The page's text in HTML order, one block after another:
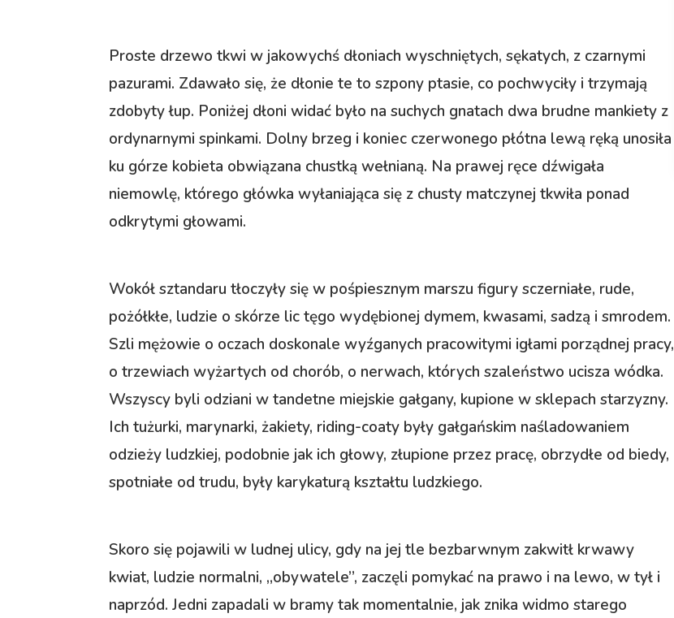
Proste drzewo tkwi w jakowychś dłoniach wyschniętych, sękatych, z czarnymi
pazurami. Zdawało się, że dłonie te to szpony ptasie, co pochwyciły i trzymają
zdobyty łup. Poniżej dłoni widać było na suchych gnatach dwa brudne mankiety z
ordynarnymi spinkami. Dolny brzeg i koniec czerwonego płótna lewą ręką unosiła
ku górze kobieta obwiązana chustką wełnianą. Na prawej ręce dźwigała
niemowlę, którego główka wyłaniająca się z chusty matczynej tkwiła ponad
odkrytymi głowami.
Wokół sztandaru tłoczyły się w pośpiesznym marszu figury sczerniałe, rude,
pożółkłe, ludzie o skórze lic tęgo wydębionej dymem, kwasami, sadzą i smrodem.
Szli mężowie o oczach doskonale wyźganych pracowitymi igłami porządnej pracy,
o trzewiach wyżartych od chorób, o nerwach, których szaleństwo ucisza wódka.
Wszyscy byli odziani w tandetne miejskie gałgany, kupione w sklepach starzyzny.
Ich tużurki, marynarki, żakiety, riding-coaty były gałgańskim naśladowaniem
odzieży ludzkiej, podobnie jak ich głowy, złupione przez pracę, obrzydłe od biedy,
spotniałe od trudu, były karykaturą kształtu ludzkiego.
Skoro się pojawili w ludnej ulicy, gdy na jej tle bezbarwnym zakwitł krwawy
kwiat, ludzie normalni, „obywatele”, zaczęli pomykać na prawo i na lewo, w tył i
naprzód. Jedni zapadali w bramy tak momentalnie, jak znika widmo starego